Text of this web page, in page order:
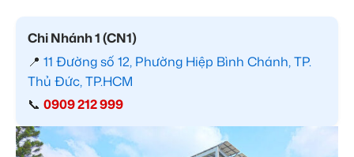
Chi Nhánh 1 (CN1)
📍 11 Đường số 12, Phường Hiệp Bình Chánh, TP.
Thủ Đức, TP.HCM
📞 0909 212 999